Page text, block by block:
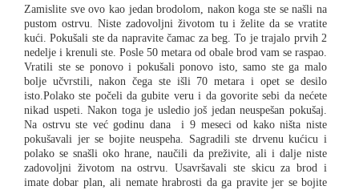
Zamislite sve ovo kao jedan brodolom, nakon koga ste se našli na
pustom ostrvu. Niste zadovoljni životom tu i želite da se vratite
kući. Pokušali ste da napravite čamac za beg. To je trajalo prvih 2
nedelje i krenuli ste. Posle 50 metara od obale brod vam se raspao.
Vratili ste se ponovo i pokušali ponovo isto, samo ste ga malo
bolje učvrstili, nakon čega ste išli 70 metara i opet se desilo
isto.Polako ste počeli da gubite veru i da govorite sebi da nećete
nikad uspeti. Nakon toga je usledio još jedan neuspešan pokušaj.
Na ostrvu ste već godinu dana i 9 meseci od kako ništa niste
pokušavali jer se bojite neuspeha. Sagradili ste drvenu kućicu i
polako se snašli oko hrane, naučili da preživite, ali i dalje niste
zadovoljni životom na ostrvu. Usavršavali ste skicu za brod i
imate dobar plan, ali nemate hrabrosti da ga pravite jer se bojite